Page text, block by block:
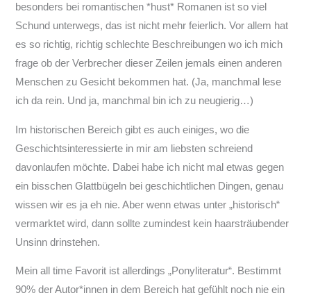
besonders bei romantischen *hust* Romanen ist so viel
Schund unterwegs, das ist nicht mehr feierlich. Vor allem hat
es so richtig, richtig schlechte Beschreibungen wo ich mich
frage ob der Verbrecher dieser Zeilen jemals einen anderen
Menschen zu Gesicht bekommen hat. (Ja, manchmal lese
ich da rein. Und ja, manchmal bin ich zu neugierig…)
Im historischen Bereich gibt es auch einiges, wo die
Geschichtsinteressierte in mir am liebsten schreiend
davonlaufen möchte. Dabei habe ich nicht mal etwas gegen
ein bisschen Glattbügeln bei geschichtlichen Dingen, genau
wissen wir es ja eh nie. Aber wenn etwas unter „historisch“
vermarktet wird, dann sollte zumindest kein haarsträubender
Unsinn drinstehen.
Mein all time Favorit ist allerdings „Ponyliteratur“. Bestimmt
90% der Autor*innen in dem Bereich hat gefühlt noch nie ein